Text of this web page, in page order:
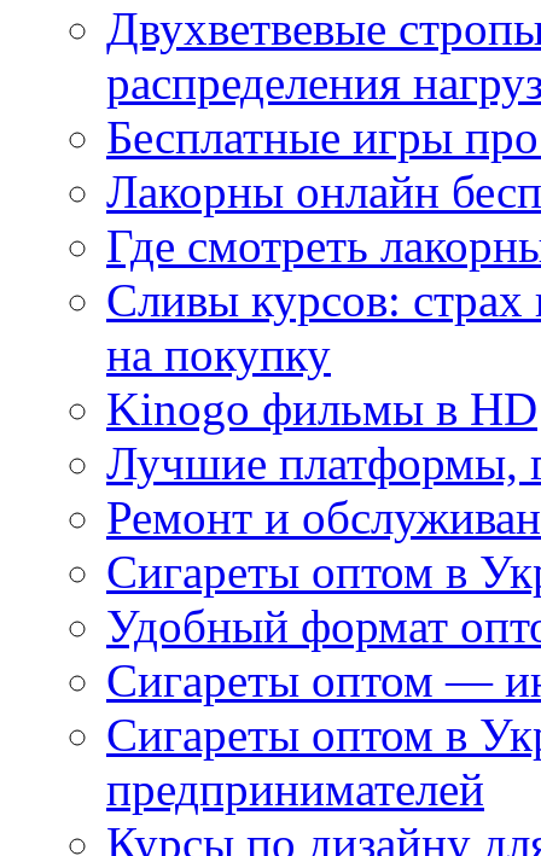
Двухветвевые
распределения
Бесплатные игры
Лакорны онлайн
Где смотреть
Сливы курсов:
на покупку
Kinogo фильмы в HD
Лучшие платформы,
Ремонт и
Сигареты оптом в
Удобный формат
Сигареты оптом —
Сигареты оптом в
предпринимателей
Курсы по дизайну